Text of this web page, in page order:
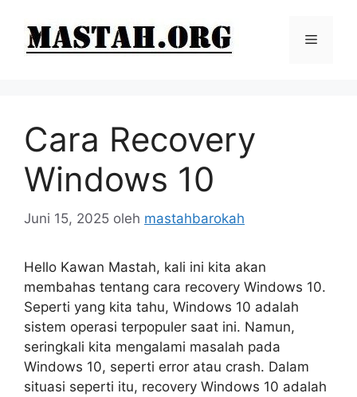
Menu
Cara Recovery
Windows 10
Juni 15, 2025 oleh mastahbarokah
Hello Kawan Mastah, kali ini kita akan
membahas tentang cara recovery Windows 10.
Seperti yang kita tahu, Windows 10 adalah
sistem operasi terpopuler saat ini. Namun,
seringkali kita mengalami masalah pada
Windows 10, seperti error atau crash. Dalam
situasi seperti itu, recovery Windows 10 adalah